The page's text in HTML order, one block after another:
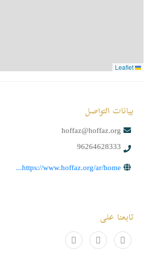
بيانات التواصل
hoffaz@hoffaz.org
96264628333
https://www.hoffaz.org/ar/home...
تابعنا على